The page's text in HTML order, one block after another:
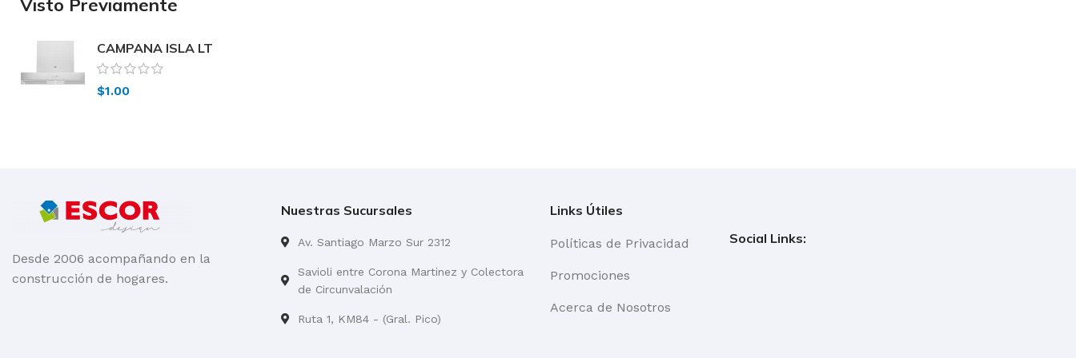
Visto Previamente
CAMPANA ISLA LT
V
$1.00
Desde 2006 acompañando en la
construcción de hogares.
Nuestras Sucursales
Av. Santiago Marzo Sur 2312
Savioli entre Corona Martinez y Colectora
de Circunvalación
Ruta 1, KM84 - (Gral. Pico)
Links Útiles
Políticas de Privacidad
Promociones
Acerca de Nosotros
Social Links: